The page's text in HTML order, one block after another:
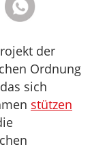
der
Ordnung
sich
stützen